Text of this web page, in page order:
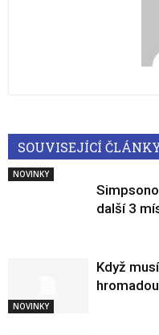
SOUVISEJÍCÍ
NOVINKY
další 3
NOVINKY
Když